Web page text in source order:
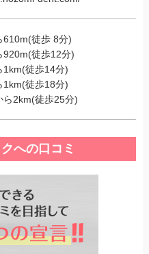
610m(徒歩 8分)
920m(徒歩12分)
1km(徒歩14分)
1km(徒歩18分)
ら2km(徒歩25分)
への口コミ